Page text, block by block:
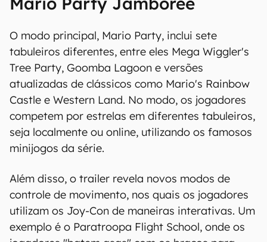
O modo principal, Mario Party, inclui sete
tabuleiros diferentes, entre eles Mega Wiggler's
Tree Party, Goomba Lagoon e versões
atualizadas de clássicos como Mario's Rainbow
Castle e Western Land. No modo, os jogadores
competem por estrelas em diferentes tabuleiros,
seja localmente ou online, utilizando os famosos
minijogos da série.
Além disso, o trailer revela novos modos de
controle de movimento, nos quais os jogadores
utilizam os Joy-Con de maneiras interativas. Um
exemplo é o Paratroopa Flight School, onde os